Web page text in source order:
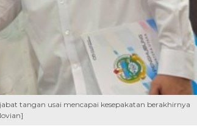
tangan usai mencapai kesepakatan berakhirnya